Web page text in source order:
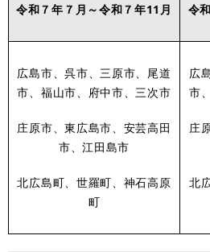
令和７年７月～令和７年11月 令
広島市、呉市、三原市、尾道
市、福山市、府中市、三次市
庄原市、東広島市、安芸高田
市、江田島市
北広島町、世羅町、神石高原
町
広
市
庄
北